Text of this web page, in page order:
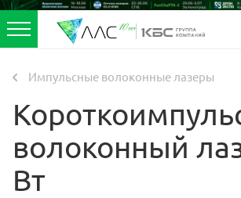
Импульсные волоконные лазеры
волоконный
Вт